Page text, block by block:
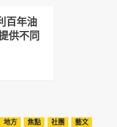
百年油
供不同
地方 焦點 社團 藝文